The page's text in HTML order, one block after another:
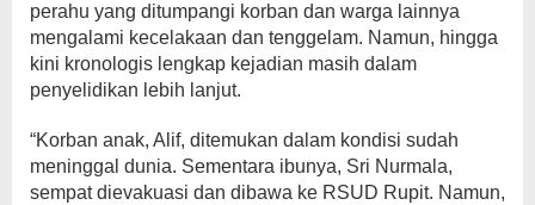
perahu yang ditumpangi korban dan warga lainnya
mengalami kecelakaan dan tenggelam. Namun, hingga
kini kronologis lengkap kejadian masih dalam
penyelidikan lebih lanjut.
“Korban anak, Alif, ditemukan dalam kondisi sudah
meninggal dunia. Sementara ibunya, Sri Nurmala,
sempat dievakuasi dan dibawa ke RSUD Rupit. Namun,